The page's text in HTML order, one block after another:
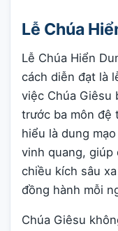
Lễ Chúa
Lễ Chúa Hiển
cách diễn đạt là
việc Chúa Giêsu
trước ba môn đệ
hiểu là dung
vinh quang, giúp
chiều kích sâu
đồng hành mỗi
Chúa Giêsu